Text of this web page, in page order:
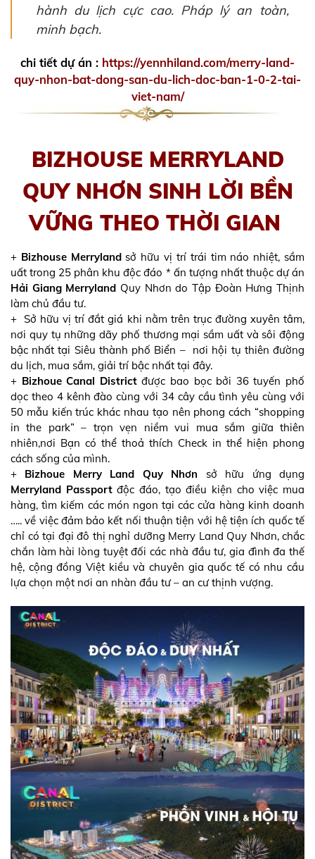
hành du lịch cực cao. Pháp lý an toàn,
minh bạch.
chi tiết dự án : https://yennhiland.com/merry-land-
quy-nhon-bat-dong-san-du-lich-doc-ban-1-0-2-tai-
viet-nam/
BIZHOUSE MERRYLAND
QUY NHƠN SINH LỜI BỀN
VỮNG THEO THỜI GIAN
+ Bizhouse Merrylandsở hữu vị trí trái tim náo nhiệt, sầm
uất trong 25 phân khu độc đáo * ấn tượng nhất thuộc dự án
Hải Giang Merryland Quy Nhơn do Tập Đoàn Hưng Thịnh
làm chủ đầu tư.
+ Sở hữu vị trí đắt giá khi nằm trên trục đường xuyên tâm,
nơi quy tụ những dãy phố thương mại sầm uất và sôi động
bậc nhất tại Siêu thành phố Biển – nơi hội tụ thiên đường
du lịch, mua sắm, giải trí bậc nhất tại đây.
+ Bizhoue Canal Districtđược bao bọc bởi 36 tuyến phố
dọc theo 4 kênh đào cùng với 34 cây cầu tình yêu cùng với
50 mẫu kiến trúc khác nhau tạo nên phong cách “shopping
in the park” – trọn vẹn niềm vui mua sắm giữa thiên
nhiên,nơi Bạn có thể thoả thích Check in thể hiện phong
cách sống của mình.
+ Bizhoue Merry Land Quy Nhơn sở hữu ứng dụng
Merryland Passportđộc đáo, tạo điều kiện cho việc mua
hàng, tìm kiếm các món ngon tại các cửa hàng kinh doanh
….. về việc đảm bảo kết nối thuận tiện với hệ tiện ích quốc tế
chỉ có tại đại đô thị nghỉ dưỡng Merry Land Quy Nhơn, chắc
chắn làm hài lòng tuyệt đối các nhà đầu tư, gia đình đa thế
hệ, cộng đồng Việt kiều và chuyên gia quốc tế có nhu cầu
lựa chọn một nơi an nhàn đầu tư – an cư thịnh vượng.